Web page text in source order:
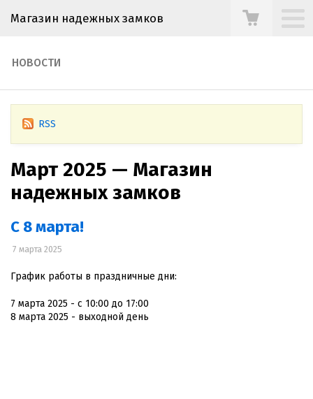
Магазин надежных замков
НОВОСТИ
RSS
Март 2025 — Магазин
надежных замков
С 8 марта!
7 марта 2025
График работы в праздничные дни:
7 марта 2025 - с 10:00 до 17:00
8 марта 2025 - выходной день